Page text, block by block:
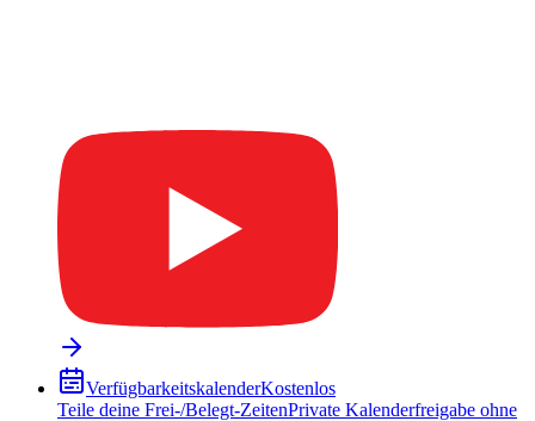
VerfügbarkeitskalenderKostenlos
Teile deine Frei-/Belegt-ZeitenPrivate Kalenderfreigabe ohne